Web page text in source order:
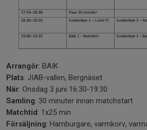
Arrangör: BAIK
Plats: JIAB-vallen, Bergnäset
När: Onsdag 3 juni 16:30-19:30
Samling: 30 minuter innan matchstart
Matchtid: 1x25 min
Försäljning: Hamburgare, varmkorv,